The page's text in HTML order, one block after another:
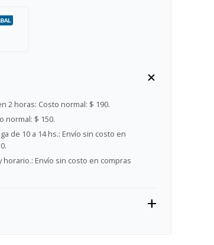
2 horas: Costo normal: $ 190.
normal: $ 150.
de 10 a 14 hs.: Envío sin costo en
horario.: Envío sin costo en compras